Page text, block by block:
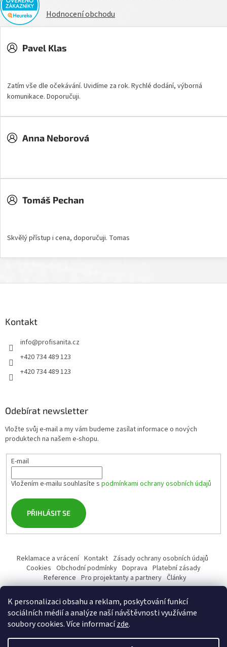
K personalizaci obsahu a reklam, poskytování funkcí
sociálních médií a analýze naší návštěvnosti využíváme
soubory cookies. Více informacízde.
Hodnocení obchodu
Pavel Klas
Zatím vše dle očekávání. Uvidíme za rok. Rychlé dodání, výborná
komunikace. Doporučuji.
Anna Neborová
Tomáš Pechan
Skvělý přístup i cena, doporučuji. Tomas
Kontakt
info@profisanita.cz
+420 734 489 123
+420 734 489 123
Odebírat newsletter
Vložte svůj e-mail a my vám budeme zasílat informace o nových
produktech na našem e-shopu.
E-mail
Vložením e-mailu souhlasíte s podmínkami ochrany osobních údajů
PŘIHLÁSIT SE
Reklamace a vrácení Kontakt Zásady ochrany osobních údajů
Cookies Obchodní podmínky Doprava Platební zásady
Reference Pro projektanty a partnery Články